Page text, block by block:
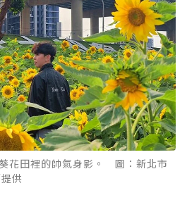
花田裡的帥氣身影。 圖：新北市
供